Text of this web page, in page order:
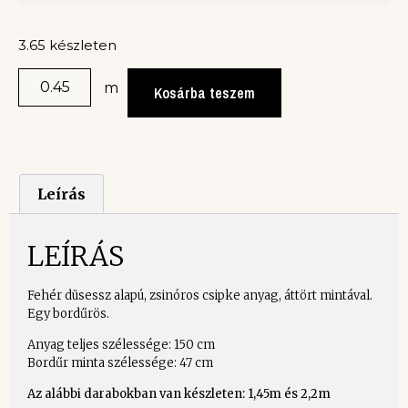
3.65 készleten
m Kosárba teszem
Leírás
LEÍRÁS
Fehér düsessz alapú, zsinóros csipke anyag, áttört mintával.
Egy bordűrös.
Anyag teljes szélessége: 150 cm
Bordűr minta szélessége: 47 cm
Az alábbi darabokban van készleten: 1,45m és 2,2m